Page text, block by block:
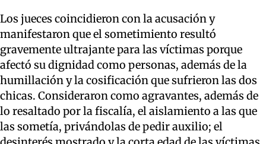
Los jueces coincidieron con la acusación y
manifestaron que el sometimiento resultó
gravemente ultrajante para las víctimas porque
afectó su dignidad como personas, además de la
humillación y la cosificación que sufrieron las dos
chicas. Consideraron como agravantes, además de
lo resaltado por la fiscalía, el aislamiento a las que
las sometía, privándolas de pedir auxilio; el